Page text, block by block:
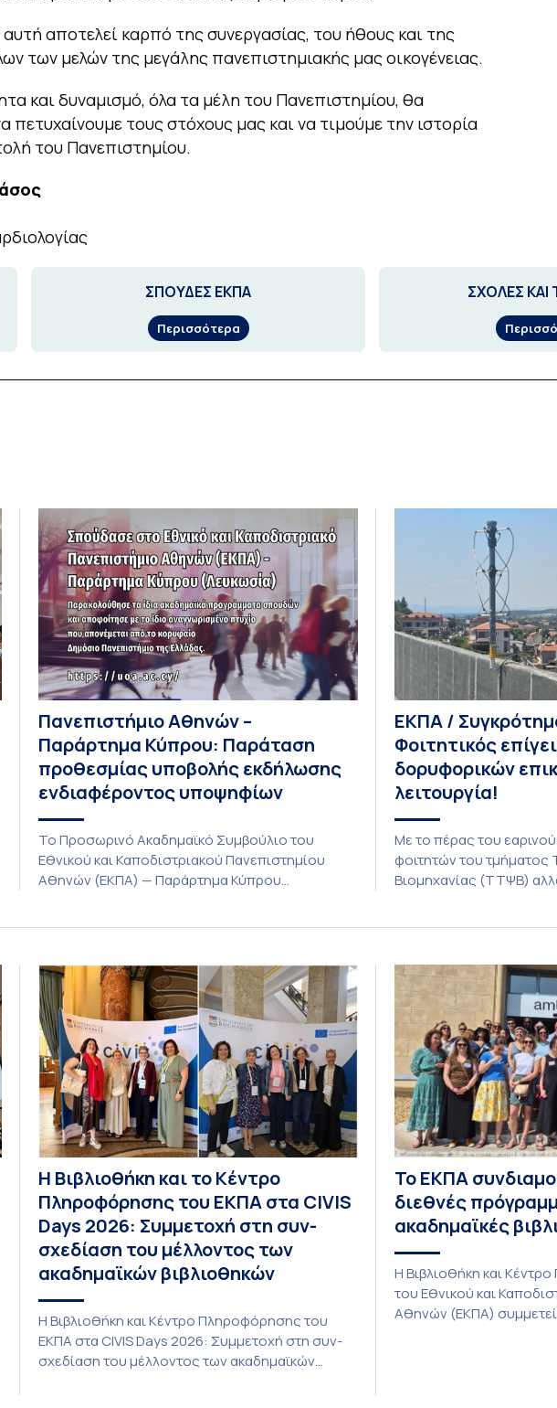
αποτελεί καρπό της συνεργασίας, του ήθους και της
των μελών της μεγάλης πανεπιστημιακής μας οικογένειας.
και δυναμισμό, όλα τα μέλη του Πανεπιστημίου, θα
πετυχαίνουμε τους στόχους μας και να τιμούμε την ιστορία
του Πανεπιστημίου.
ΣΠΟΥΔΕΣ ΕΚΠΑ
Περισσότερα
ΣΧΟΛΕΣ
Πανεπιστήμιο Αθηνών –
Παράρτημα Κύπρου: Παράταση
προθεσμίας υποβολής εκδήλωσης
ενδιαφέροντος υποψηφίων
Το Προσωρινό Ακαδημαϊκό Συμβούλιο του
Εθνικού και Καποδιστριακού Πανεπιστημίου
Αθηνών (ΕΚΠΑ) — Παράρτημα Κύπρου
εκδήλωσης ενδιαφέροντος για την φοίτηση σε
Προγράμματα Σπουδών, Τμημάτων του
Πανεπιστημίου μας στο Παράρτημα Κύπρου για
το ακαδημαϊκό έτος 2026-2027, έως τη Δευτέρα
31 Αυγούστου 2026. […]
ΕΚΠΑ /
Φοιτητικός
δορυφορικών
λειτουργία!
Με το πέρας του
φοιτητών του τμήματος
Βιομηχανίας (ΤΤΨΒ)
λειτουργεί πλέον στο
εντάσσεται στο
ιδέα προέκυψε έπειτα
φοιτητών του ΤΤΨΒ
Η Βιβλιοθήκη και το Κέντρο
Πληροφόρησης του ΕΚΠΑ στα CIVIS
Days 2026: Συμμετοχή στη συν-
σχεδίαση του μέλλοντος των
ακαδημαϊκών βιβλιοθηκών
Η Βιβλιοθήκη και Κέντρο Πληροφόρησης του
ΕΚΠΑ στα CIVIS Days 2026: Συμμετοχή στη συν-
σχεδίαση του μέλλοντος των ακαδημαϊκών
Το ΕΚΠΑ
διεθνές
ακαδημαϊκές
Η Βιβλιοθήκη και
του Εθνικού και
Αθηνών (ΕΚΠΑ)